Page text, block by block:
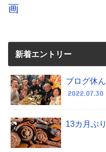
画
新着エントリー
ブログ休
2022.07.30
13カ月ぶ